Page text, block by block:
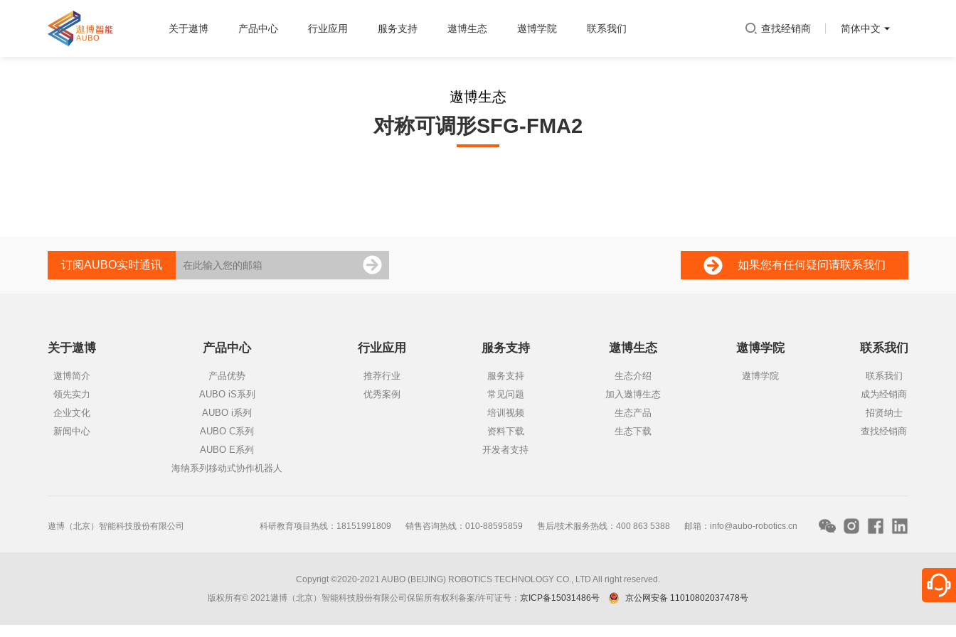
关于遨博 产品中心 行业应用 服务支持 遨博生态 遨博学院 联系我们 查找经销商 简体中文
遨博生态
对称可调形SFG-FMA2
订阅AUBO实时通讯 如果您有任何疑问请联系我们
关于遨博
遨博简介
领先实力
企业文化
新闻中心
产品中心
产品优势
AUBO iS系列
AUBO i系列
AUBO C系列
AUBO E系列
海纳系列移动式协作机器人
行业应用
推荐行业
优秀案例
服务支持
服务支持
常见问题
培训视频
资料下载
开发者支持
遨博生态
生态介绍
加入遨博生态
生态产品
生态下载
遨博学院
遨博学院
联系我们
联系我们
成为经销商
招贤纳士
查找经销商
遨博（北京）智能科技股份有限公司 科研教育项目热线：18151991809 销售咨询热线：010-88595859 售后/技术服务热线：400 863 5388 邮箱：info@aubo-robotics.cn
Copyrigt ©2020-2021 AUBO (BEIJING) ROBOTICS TECHNOLOGY CO., LTD All right reserved.
版权所有© 2021遨博（北京）智能科技股份有限公司保留所有权利备案/许可证号： 京ICP备15031486号 京公网安备 11010802037478号